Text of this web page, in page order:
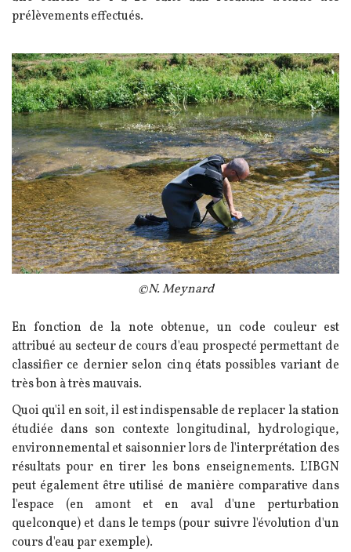
prélèvements effectués.
Image
©N. Meynard
Texte
En fonction de la note obtenue, un code couleur est
attribué au secteur de cours d'eau prospecté permettant de
classifier ce dernier selon cinq états possibles variant de
très bon à très mauvais.
Quoi qu'il en soit, il est indispensable de replacer la station
étudiée dans son contexte longitudinal, hydrologique,
environnemental et saisonnier lors de l'interprétation des
résultats pour en tirer les bons enseignements. L'IBGN
peut également être utilisé de manière comparative dans
l'espace (en amont et en aval d'une perturbation
quelconque) et dans le temps (pour suivre l'évolution d'un
cours d'eau par exemple).